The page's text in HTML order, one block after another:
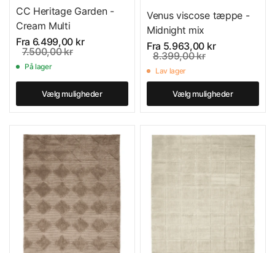
CC Heritage Garden -
Cream Multi
Fra 6.499,00 kr
7.500,00 kr
På lager
Vælg muligheder
Venus viscose tæppe -
Midnight mix
Fra 5.963,00 kr
8.399,00 kr
Lav lager
Vælg muligheder